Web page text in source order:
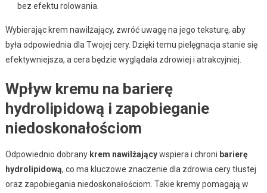
bez efektu rolowania.
Wybierając krem nawilżający, zwróć uwagę na jego teksturę, aby
była odpowiednia dla Twojej cery. Dzięki temu pielęgnacja stanie się
efektywniejsza, a cera będzie wyglądała zdrowiej i atrakcyjniej.
Wpływ kremu na barierę
hydrolipidową i zapobieganie
niedoskonałościom
Odpowiednio dobrany krem nawilżającywspiera i chroni barierę
hydrolipidową, co ma kluczowe znaczenie dla zdrowia cery tłustej
oraz zapobiegania niedoskonałościom. Takie kremy pomagają w